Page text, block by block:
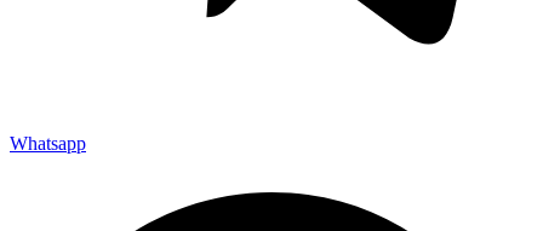
Whatsapp